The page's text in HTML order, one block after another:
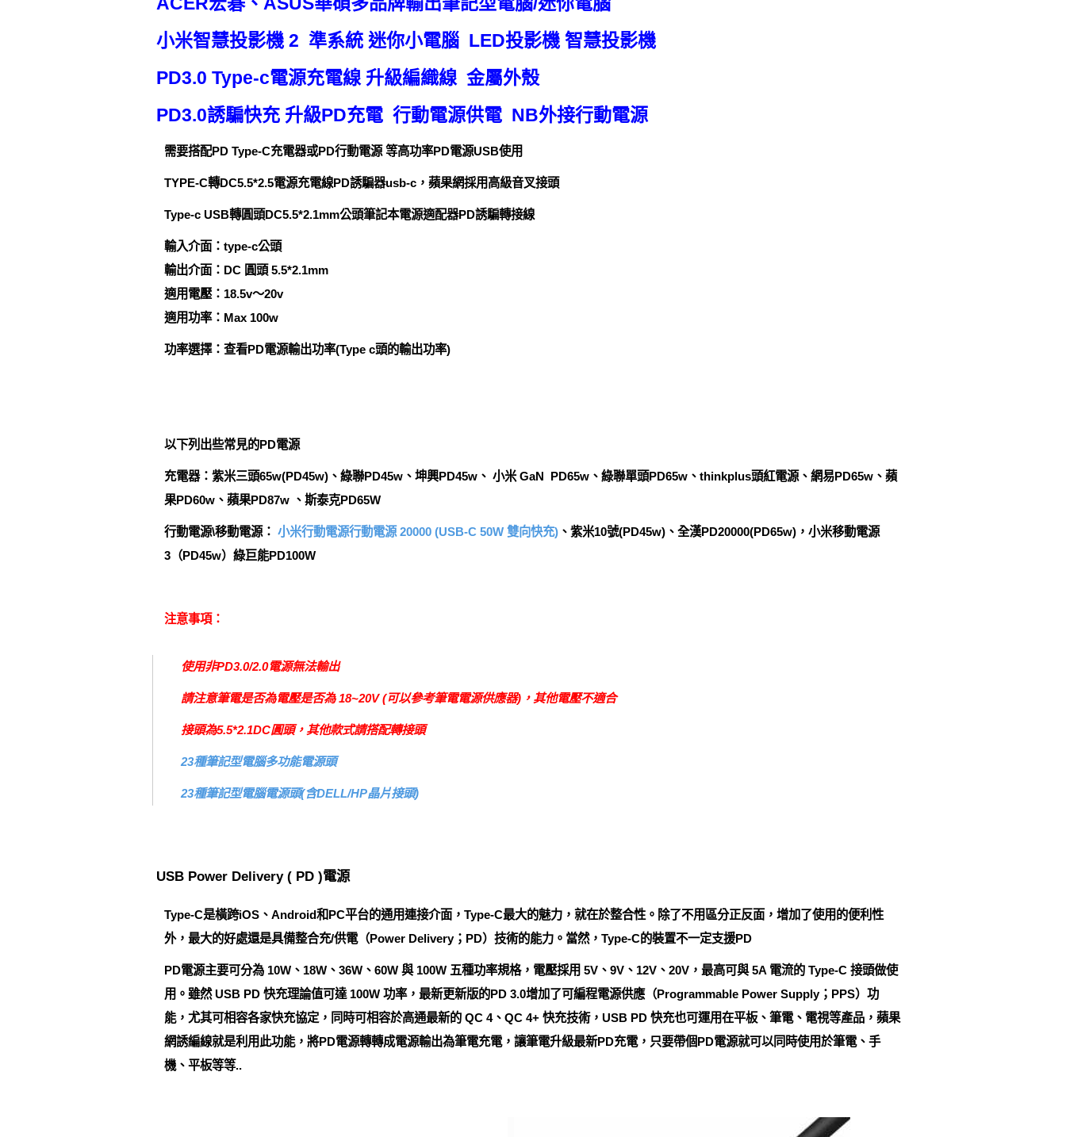
小米智慧投影機 2 準系統 迷你小電腦 LED投影機 智慧投影機
PD3.0 Type-c電源充電線 升級編織線 金屬外殼
PD3.0誘騙快充 升級PD充電 行動電源供電 NB外接行動電源
需要搭配PD Type-C充電器或PD行動電源 等高功率PD電源USB使用
TYPE-C轉DC5.5*2.5電源充電線PD誘騙器usb-c，蘋果網採用高級音叉接頭
Type-c USB轉圓頭DC5.5*2.1mm公頭筆記本電源適配器PD誘騙轉接線
輸入介面：type-c公頭
輸出介面：DC 圓頭 5.5*2.1mm
適用電壓：18.5v～20v
適用功率：Max 100w
功率選擇：查看PD電源輸出功率(Type c頭的輸出功率)
以下列出些常見的PD電源
充電器：紫米三頭65w(PD45w)、綠聯PD45w、坤興PD45w、 小米 GaN PD65w、綠聯單頭PD65w、thinkplus頭紅電源、網易PD65w、蘋
果PD60w、蘋果PD87w 、斯泰克PD65W
行動電源\移動電源： 小米行動電源行動電源 20000 (USB-C 50W 雙向快充) 、紫米10號(PD45w)、全漢PD20000(PD65w)，小米移動電源
3（PD45w）綠巨能PD100W
注意事項：
使用非PD3.0/2.0電源無法輸出
請注意筆電是否為電壓是否為 18~20V (可以參考筆電電源供應器)，其他電壓不適合
接頭為5.5*2.1DC圓頭，其他款式請搭配轉接頭
23種筆記型電腦多功能電源頭
23種筆記型電腦電源頭(含DELL/HP晶片接頭)
USB Power Delivery ( PD )電源
Type-C是橫跨iOS、Android和PC平台的通用連接介面，Type-C最大的魅力，就在於整合性。除了不用區分正反面，增加了使用的便利性
外，最大的好處還是具備整合充/供電（Power Delivery；PD）技術的能力。當然，Type-C的裝置不一定支援PD
PD電源主要可分為 10W、18W、36W、60W 與 100W 五種功率規格，電壓採用 5V、9V、12V、20V，最高可與 5A 電流的 Type-C 接頭做使
用。雖然 USB PD 快充理論值可達 100W 功率，最新更新版的PD 3.0增加了可編程電源供應（Programmable Power Supply；PPS）功
能，尤其可相容各家快充協定，同時可相容於高通最新的 QC 4、QC 4+ 快充技術，USB PD 快充也可運用在平板、筆電、電視等產品，蘋果
網誘編線就是利用此功能，將PD電源轉轉成電源輸出為筆電充電，讓筆電升級最新PD充電，只要帶個PD電源就可以同時使用於筆電、手
機、平板等等..